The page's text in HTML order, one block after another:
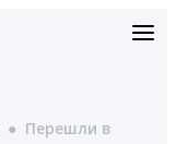
● Перешли в